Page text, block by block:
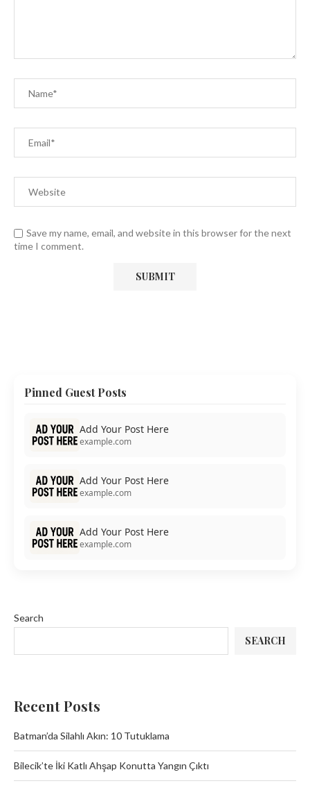
Save my name, email, and website in this browser for the next
time I comment.
Pinned Guest Posts
Add Your Post Here
example.com
Add Your Post Here
example.com
Add Your Post Here
example.com
Search
SEARCH
Recent Posts
Batman’da Silahlı Akın: 10 Tutuklama
Bilecik’te İki Katlı Ahşap Konutta Yangın Çıktı